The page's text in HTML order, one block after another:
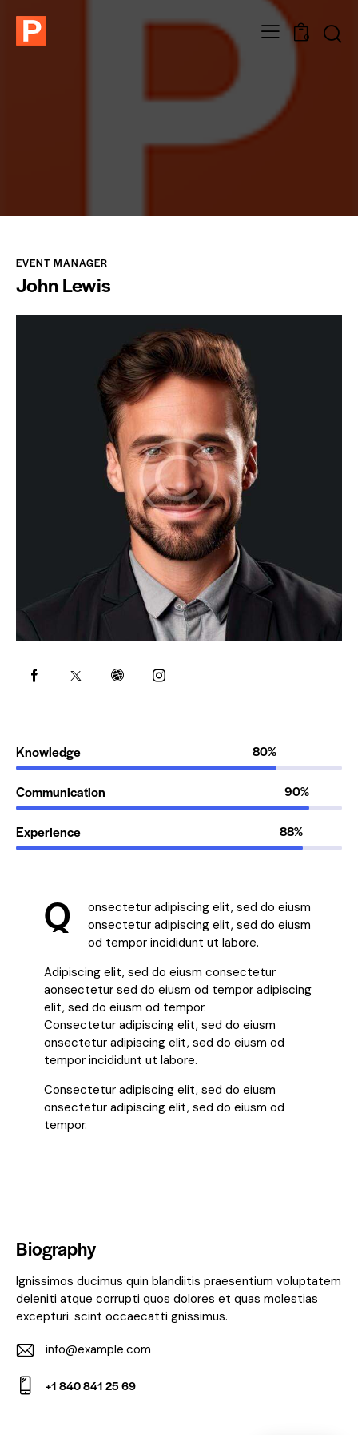
0
EVENT MANAGER
John Lewis
Knowledge 80%
Communication 90%
Experience 88%
Q
onsectetur adipiscing elit, sed do eiusm
onsectetur adipiscing elit, sed do eiusm
od tempor incididunt ut labore.
Adipiscing elit, sed do eiusm consectetur
aonsectetur sed do eiusm od tempor adipiscing
elit, sed do eiusm od tempor.
Consectetur adipiscing elit, sed do eiusm
onsectetur adipiscing elit, sed do eiusm od
tempor incididunt ut labore.
Consectetur adipiscing elit, sed do eiusm
onsectetur adipiscing elit, sed do eiusm od
tempor.
Biography
Ignissimos ducimus quin blandiitis praesentium voluptatem
deleniti atque corrupti quos dolores et quas molestias
excepturi. scint occaecatti gnissimus.
E-
m
info@example.com
+1 840 841 25 69